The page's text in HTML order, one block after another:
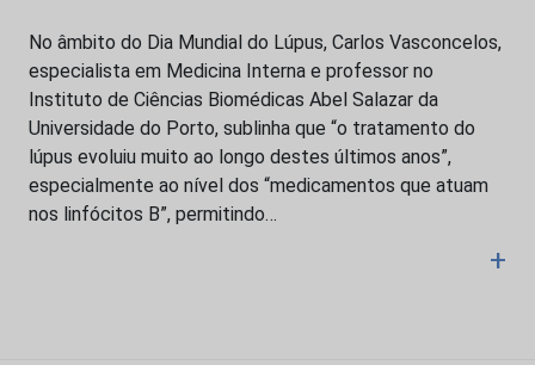
No âmbito do Dia Mundial do Lúpus, Carlos Vasconcelos,
especialista em Medicina Interna e professor no
Instituto de Ciências Biomédicas Abel Salazar da
Universidade do Porto, sublinha que “o tratamento do
lúpus evoluiu muito ao longo destes últimos anos”,
especialmente ao nível dos “medicamentos que atuam
nos linfócitos B”, permitindo…
+